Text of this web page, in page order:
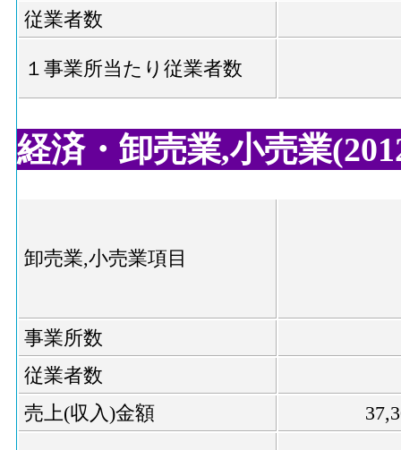
従業者数
１事業所当たり従業者数
経済・卸売業,小売業
卸売業,小売業項目
事業所数
従業者数
売上(収入)金額